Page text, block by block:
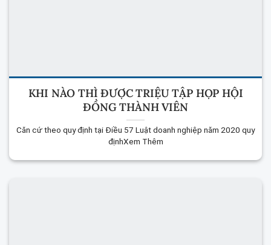
KHI NÀO THÌ ĐƯỢC TRIỆU TẬP HỌP HỘI
ĐỒNG THÀNH VIÊN
Căn cứ theo quy định tại Điều 57 Luật doanh nghiệp năm 2020 quy
địnhXem Thêm